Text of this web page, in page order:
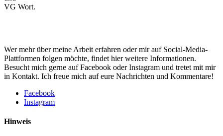
VG Wort.
Wer mehr über meine Arbeit erfahren oder mir auf Social-Media-
Plattformen folgen möchte, findet hier weitere Informationen.
Besucht mich gerne auf Facebook oder Instagram und tretet mit mir
in Kontakt. Ich freue mich auf eure Nachrichten und Kommentare!
Facebook
Instagram
Hinweis